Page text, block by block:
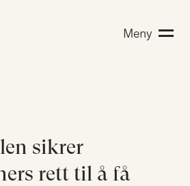
Meny
sikrer
rett til å få